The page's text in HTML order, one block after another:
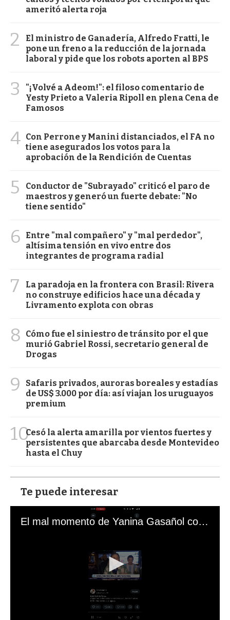
ameritó alerta roja
2
El ministro de Ganadería, Alfredo Fratti, le
pone un freno a la reducción de la jornada
laboral y pide que los robots aporten al BPS
3
"¡Volvé a Adeom!": el filoso comentario de
Yesty Prieto a Valeria Ripoll en plena Cena de
Famosos
4 Con Perrone y Manini distanciados, el FA no
tiene asegurados los votos para la
aprobación de la Rendición de Cuentas
5
Conductor de "Subrayado" criticó el paro de
maestros y generó un fuerte debate: "No
tiene sentido"
6
Entre "mal compañero" y "mal perdedor",
altísima tensión en vivo entre dos
integrantes de programa radial
7
La paradoja en la frontera con Brasil: Rivera
no construye edificios hace una década y
Livramento explota con obras
8
Cómo fue el siniestro de tránsito por el que
murió Gabriel Rossi, secretario general de
Drogas
9
Safaris privados, auroras boreales y estadías
de US$ 3.000 por día: así viajan los uruguayos
premium
10Cesó la alerta amarilla por vientos fuertes y
persistentes que abarcaba desde Montevideo
hasta el Chuy
Te puede interesar
El mal momento de Yanina Gasañol con un hincha argentino en "Subrayado"